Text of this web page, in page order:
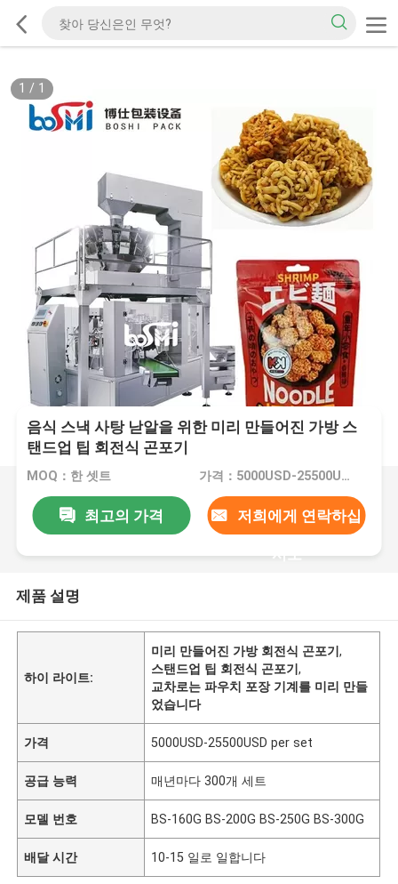
1 / 1
음식 스낵 사탕 낟알을 위한 미리 만들어진 가방 스
탠드업 팁 회전식 곤포기
MOQ：한 셋트 가격：5000USD-25500USD per set
최고의 가격 저희에게 연락하십
시오
제품 설명
하이 라이트:
미리 만들어진 가방 회전식 곤포기,
스탠드업 팁 회전식 곤포기,
교차로는 파우치 포장 기계를 미리 만들
었습니다
가격 5000USD-25500USD per set
공급 능력 매년마다 300개 세트
모델 번호 BS-160G BS-200G BS-250G BS-300G
배달 시간 10-15 일로 일합니다